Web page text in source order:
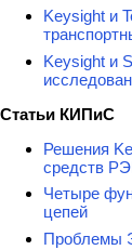
Keysight и
Keysight и
Статьи КИПиС
Решения
средств
Четыре
цепей
Проблемы